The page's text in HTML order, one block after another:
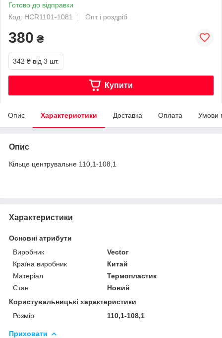
Готово до відправки
Код: HCR1101-1081
Опт і роздріб
380 ₴
342 ₴ від 3 шт.
Купити
Опис Характеристики Доставка Оплата Умови
Опис
Кільце центрувальне 110,1-108,1
Характеристики
Основні атрибути
Виробник
Vector
Країна виробник
Китай
Матеріал
Термопластик
Стан
Новий
Користувальницькі характеристики
Розмір
110,1-108,1
Приховати